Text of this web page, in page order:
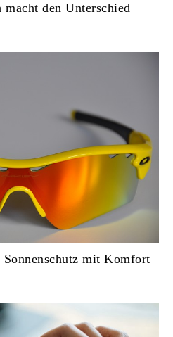
den Unterschied
mit Komfort